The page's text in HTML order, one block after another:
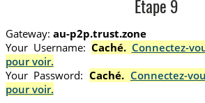
Etape 9
Gateway: au-p2p.trust.zone
Your Username: Caché. Connectez-
pour voir.
Your Password:Caché. Connectez-
pour voir.